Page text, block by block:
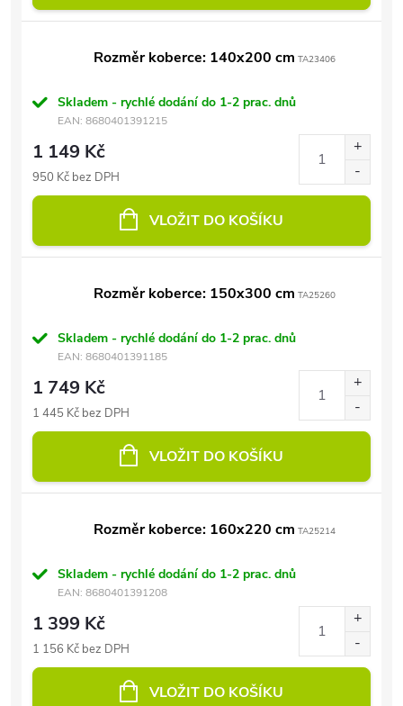
Rozměr koberce: 140x200 cm TA23406
Skladem - rychlé dodání do 1-2 prac. dnů
EAN: 8680401391215
1 149 Kč
950 Kč bez DPH
VLOŽIT DO KOŠÍKU
Rozměr koberce: 150x300 cm TA25260
Skladem - rychlé dodání do 1-2 prac. dnů
EAN: 8680401391185
1 749 Kč
1 445 Kč bez DPH
VLOŽIT DO KOŠÍKU
Rozměr koberce: 160x220 cm TA25214
Skladem - rychlé dodání do 1-2 prac. dnů
EAN: 8680401391208
1 399 Kč
1 156 Kč bez DPH
VLOŽIT DO KOŠÍKU